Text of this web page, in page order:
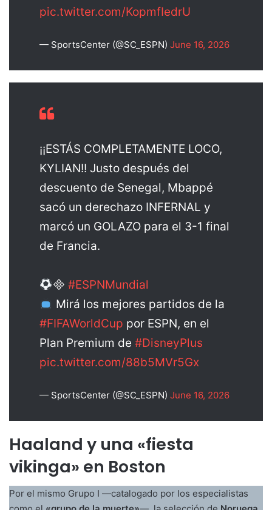
pic.twitter.com/KopmfIedrU
— SportsCenter (@SC_ESPN) June 16, 2026
¡¡ESTÁS COMPLETAMENTE LOCO,
KYLIAN!! Justo después del
descuento de Senegal, Mbappé
sacó un derechazo INFERNAL y
marcó un GOLAZO para el 3-1 final
de Francia.
 #ESPNMundial
Mirá los mejores partidos de la
#FIFAWorldCup por ESPN, en el
Plan Premium de #DisneyPlus
pic.twitter.com/88b5MVr5Gx
— SportsCenter (@SC_ESPN) June 16, 2026
Haaland y una «fiesta
vikinga» en Boston
Por el mismo Grupo I —catalogado por los especialistas